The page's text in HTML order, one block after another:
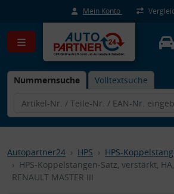
Mein Konto
Nummernsuche Volltextsuche
Autopartner24 HPS
HPS-
HPS-Koppelstangen-Satz, verstärkt,
RENAULT MASTER III